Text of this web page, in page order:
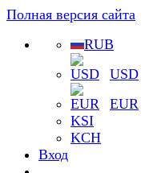
Полная версия сайта
RUB
USD
EUR
KSI
KCH
Вход